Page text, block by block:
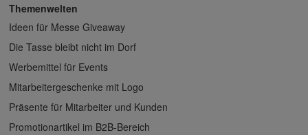
Themenwelten
Ideen für Messe Giveaway
Die Tasse bleibt nicht im Dorf
Werbemittel für Events
Mitarbeitergeschenke mit Logo
Präsente für Mitarbeiter und Kunden
Promotionartikel im B2B-Bereich